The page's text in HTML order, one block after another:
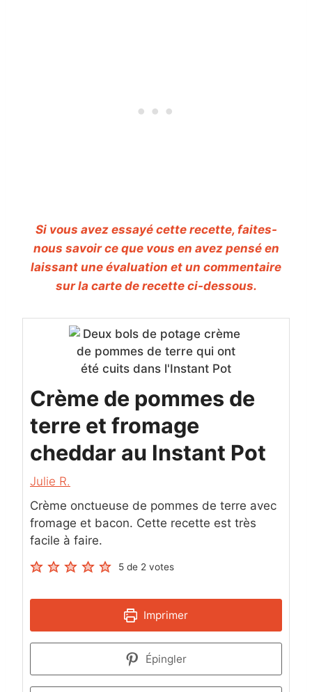
Si vous avez essayé cette recette, faites-
nous savoir ce que vous en avez pensé en
laissant une évaluation et un commentaire
sur la carte de recette ci-dessous.
Crème de pommes de
terre et fromage
cheddar au Instant Pot
Julie R.
Crème onctueuse de pommes de terre avec
fromage et bacon. Cette recette est très
facile à faire.
5 de 2 votes
Imprimer
Épingler